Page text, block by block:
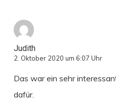
Judith
2. Oktober 2020 um 6:07 Uhr
Das war ein sehr
dafür.